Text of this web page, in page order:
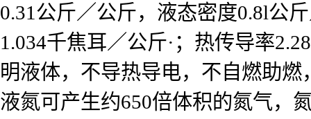
0.31公斤／公斤，液态密度0.8l公
1.034千焦耳／公斤·；热传导率
明液体，不导热导电，不自燃助
液氮可产生约650倍体积的氮气，